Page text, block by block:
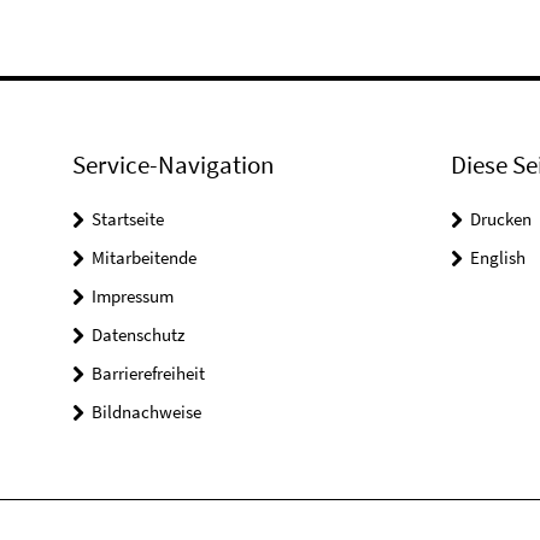
Service-Navigation
Startseite
Mitarbeitende
Impressum
Datenschutz
Barrierefreiheit
Bildnachweise
Diese
Drucken
English